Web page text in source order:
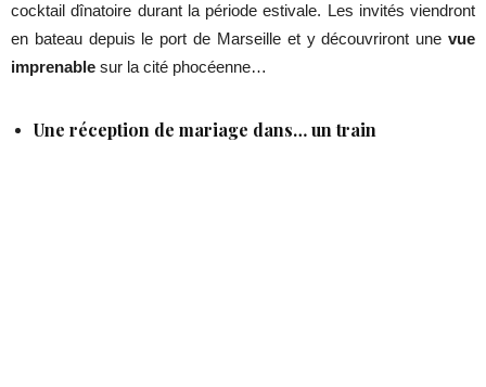
cocktail dînatoire durant la période estivale. Les invités viendront
en bateau depuis le port de Marseille et y découvriront une vue
imprenable sur la cité phocéenne…
Une réception de mariage dans… un train